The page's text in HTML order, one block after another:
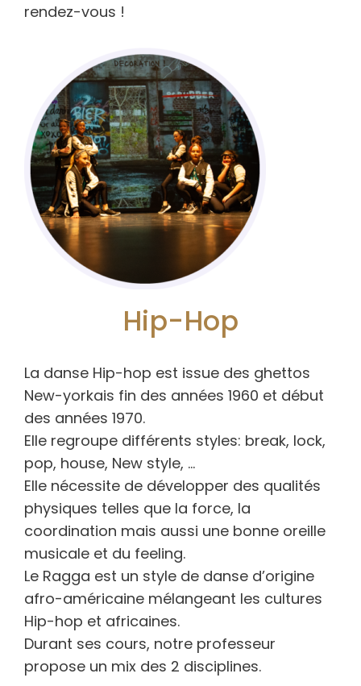
rendez-vous !
Hip-Hop
La danse Hip-hop est issue des ghettos
New-yorkais fin des années 1960 et début
des années 1970.
Elle regroupe différents styles: break, lock,
pop, house, New style, …
Elle nécessite de développer des qualités
physiques telles que la force, la
coordination mais aussi une bonne oreille
musicale et du feeling.
Le Ragga est un style de danse d’origine
afro-américaine mélangeant les cultures
Hip-hop et africaines.
Durant ses cours, notre professeur
propose un mix des 2 disciplines.